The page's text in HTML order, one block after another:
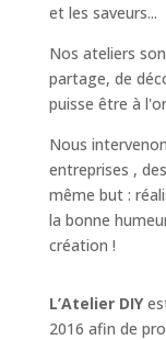
et les saveurs...
Nos ateliers
partage, de
puisse être à
Nous
entreprises ,
même but :
la bonne
création !
L’Atelier DIY
2016 afin de